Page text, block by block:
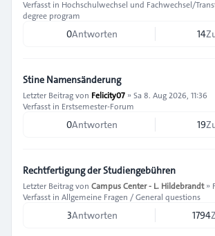
Verfasst in Hochschulwechsel und Fachwechsel/
degree program
0Antworten 14
Stine Namensänderung
Letzter Beitrag von Felicity07 » Sa 8. Aug 2026, 11:36
Verfasst in Erstsemester-Forum
0Antworten 19
Rechtfertigung der Studiengebühren
Letzter Beitrag von Campus Center - L. Hildebrandt»
Verfasst in Allgemeine Fragen / General questions
3Antworten 1794